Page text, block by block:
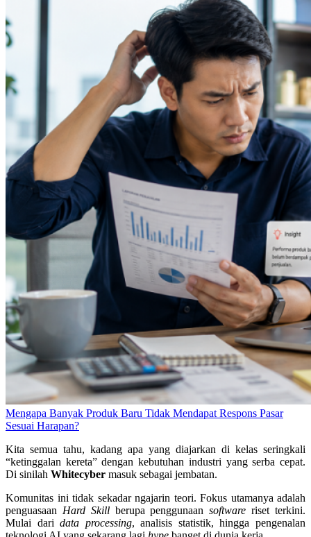
Mengapa Banyak Produk Baru Tidak Mendapat Respons Pasar
Sesuai Harapan?
Kita semua tahu, kadang apa yang diajarkan di kelas seringkali
“ketinggalan kereta” dengan kebutuhan industri yang serba cepat.
Di sinilah Whitecyber masuk sebagai jembatan.
Komunitas ini tidak sekadar ngajarin teori. Fokus utamanya adalah
penguasaan Hard Skillberupa penggunaansoftware riset terkini.
Mulai daridata processing, analisis statistik, hingga pengenalan